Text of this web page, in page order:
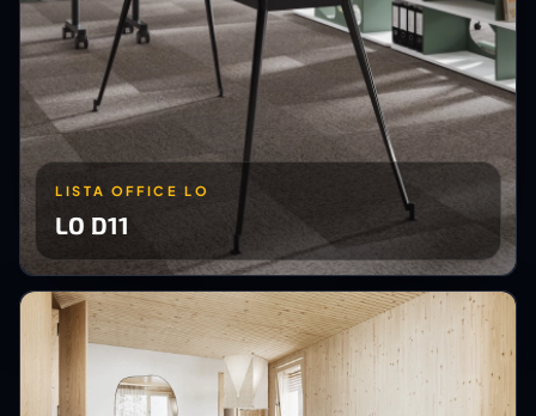
LISTA OFFICE LO
LO D11